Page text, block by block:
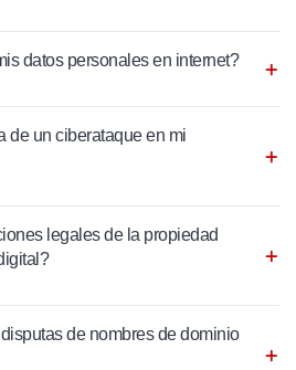
datos personales en internet?
de un ciberataque en mi
legales de la propiedad
de nombres de dominio